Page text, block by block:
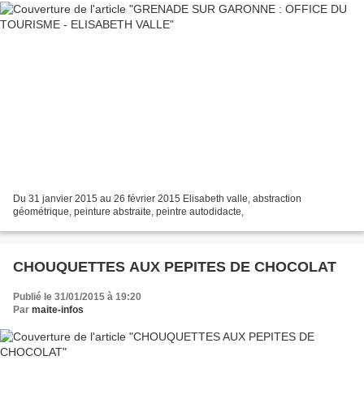
Du 31 janvier 2015 au 26 février 2015 Elisabeth valle, abstraction
géométrique, peinture abstraite, peintre autodidacte,
CHOUQUETTES AUX PEPITES DE CHOCOLAT
Publié le 31/01/2015 à 19:20
Par maite-infos